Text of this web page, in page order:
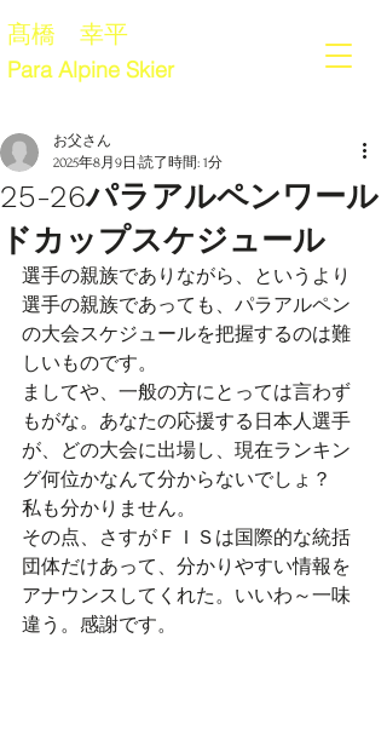
髙橋 幸平
Para Alpine Skier
25-26パラアルペンワール
ドカップスケジュール
お父さん
2025年8月9日 読了時間: 1分
選手の親族でありながら、というより
選手の親族であっても、パラアルペン
の大会スケジュールを把握するのは難
しいものです。
ましてや、一般の方にとっては言わず
もがな。あなたの応援する日本人選手
が、どの大会に出場し、現在ランキン
グ何位かなんて分からないでしょ？
私も分かりません。
その点、さすがＦＩＳは国際的な統括
団体だけあって、分かりやすい情報を
アナウンスしてくれた。いいわ～一味
違う。感謝です。